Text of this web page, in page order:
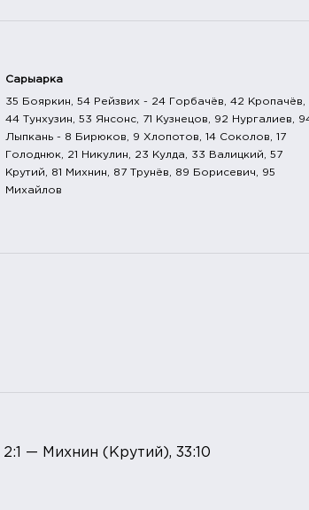
Сарыарка
35 Бояркин, 54 Рейзвих - 24 Горбачёв, 42 Кропачёв,
44 Тунхузин, 53 Янсонс, 71 Кузнецов, 92 Нургалиев,
Лыпкань - 8 Бирюков, 9 Хлопотов, 14 Соколов, 17
Голоднюк, 21 Никулин, 23 Кулда, 33 Валицкий, 57
Крутий, 81 Михнин, 87 Трунёв, 89 Борисевич, 95
Михайлов
2:1 — Михнин (Крутий), 33:10